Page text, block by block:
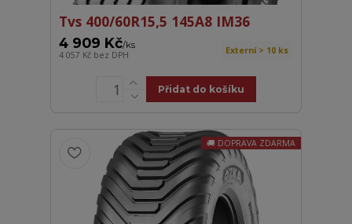
Tvs 400/60R15,5 145A8 IM36
4 909 Kč/ks
4 057 Kč bez DPH Externí > 10 ks
Přidat do košíku
DOPRAVA ZDARMA